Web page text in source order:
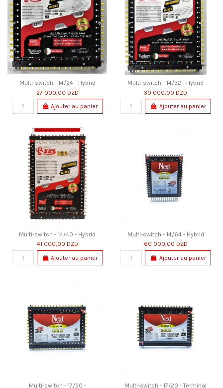
Multi-switch - 14/24 - Hybrid
27 000,00 DZD
Ajouter au panier
Multi-switch - 14/32 - Hybrid
30 000,00 DZD
Ajouter au panier
Multi-switch - 14/40 - Hybrid
41 000,00 DZD
Ajouter au panier
Multi-switch - 14/64 - Hybrid
60 000,00 DZD
Ajouter au panier
Multi-switch - 17/20 -
Multi-switch - 17/20 - Terminal